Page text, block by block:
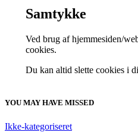
Samtykke
Ved brug af hjemmesiden/
cookies.
Du kan altid slette cookies i
YOU MAY HAVE MISSED
Ikke-kategoriseret